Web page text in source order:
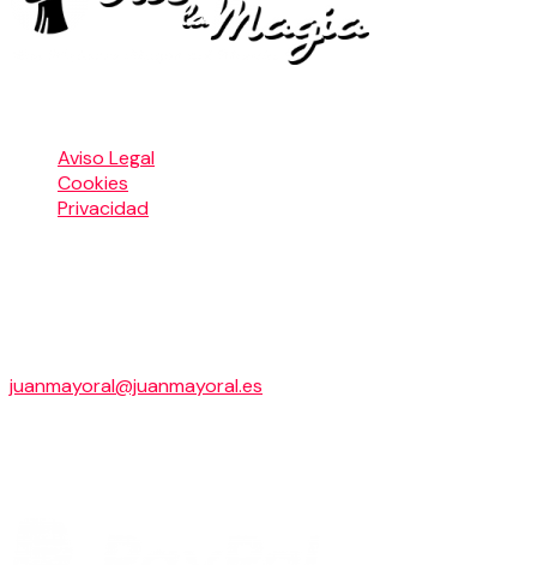
Aviso Legal
Cookies
Privacidad
juanmayoral@juanmayoral.es